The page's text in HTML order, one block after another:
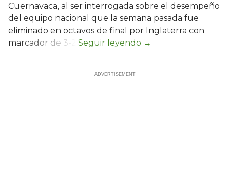
Cuernavaca, al ser interrogada sobre el desempeño
del equipo nacional que la semana pasada fue
eliminado en octavos de final por Inglaterra con
marcador de 3-2.